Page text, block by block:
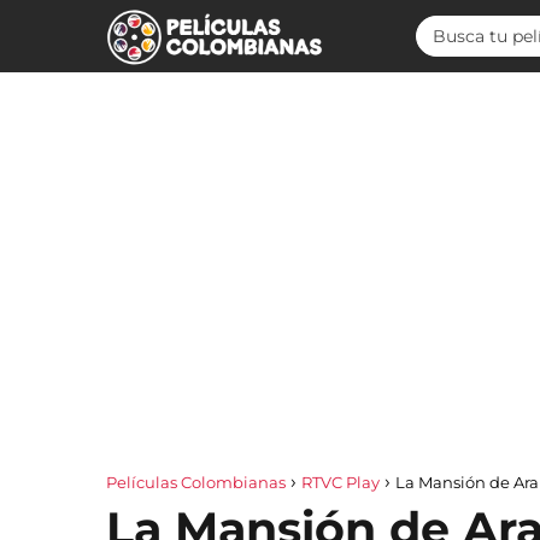
Películas Colombianas RTVC Play La Mansión de
La Mansión de